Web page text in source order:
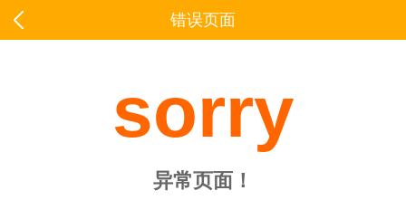
错误页面
sorry
异常页面！